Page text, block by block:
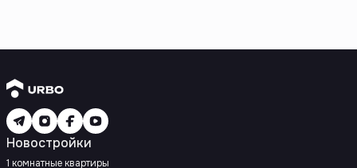
Новостройки
1 комнатные квартиры